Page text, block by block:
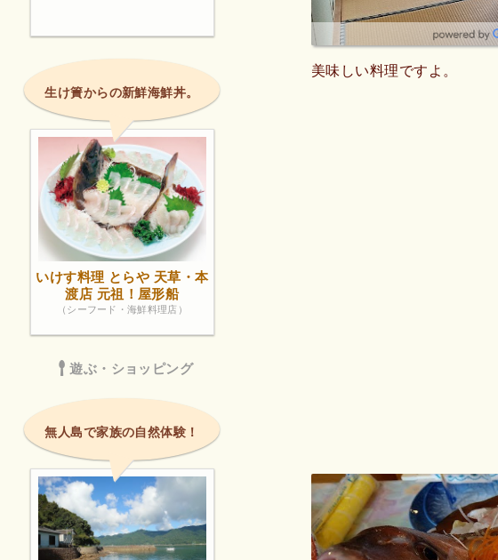
美味しい料理ですよ。
生け簀からの新鮮海鮮丼。
いけす料理 とらや 天草・本
渡店 元祖！屋形船
（シーフード・海鮮料理店）
遊ぶ・ショッピング
無人島で家族の自然体験！